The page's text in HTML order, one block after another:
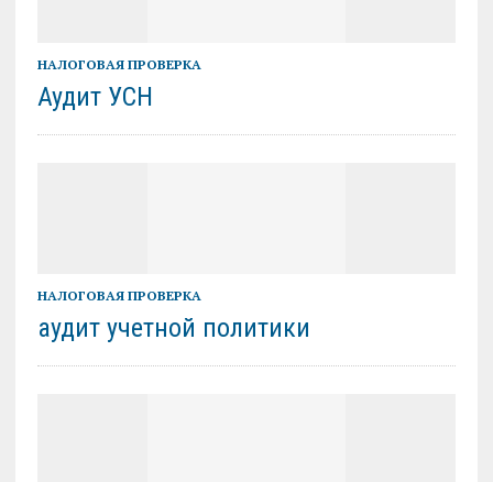
НАЛОГОВАЯ ПРОВЕРКА
Аудит УСН
НАЛОГОВАЯ ПРОВЕРКА
аудит учетной политики